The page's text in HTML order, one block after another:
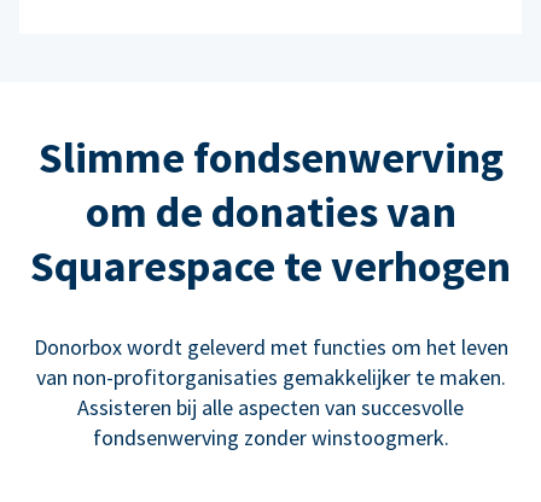
Slimme fondsenwerving
om de donaties van
Squarespace te verhogen
Donorbox wordt geleverd met functies om het leven
van non-profitorganisaties gemakkelijker te maken.
Assisteren bij alle aspecten van succesvolle
fondsenwerving zonder winstoogmerk.